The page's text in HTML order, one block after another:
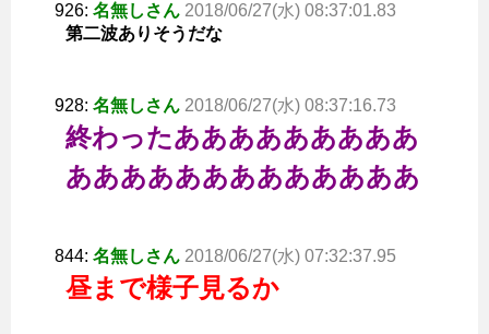
926: 名無しさん 2018/06/27(水) 08:37:01.83
第二波ありそうだな
928: 名無しさん 2018/06/27(水) 08:37:16.73
終わったあああああああああ
あああああああああああああ
844: 名無しさん 2018/06/27(水) 07:32:37.95
昼まで様子見るか